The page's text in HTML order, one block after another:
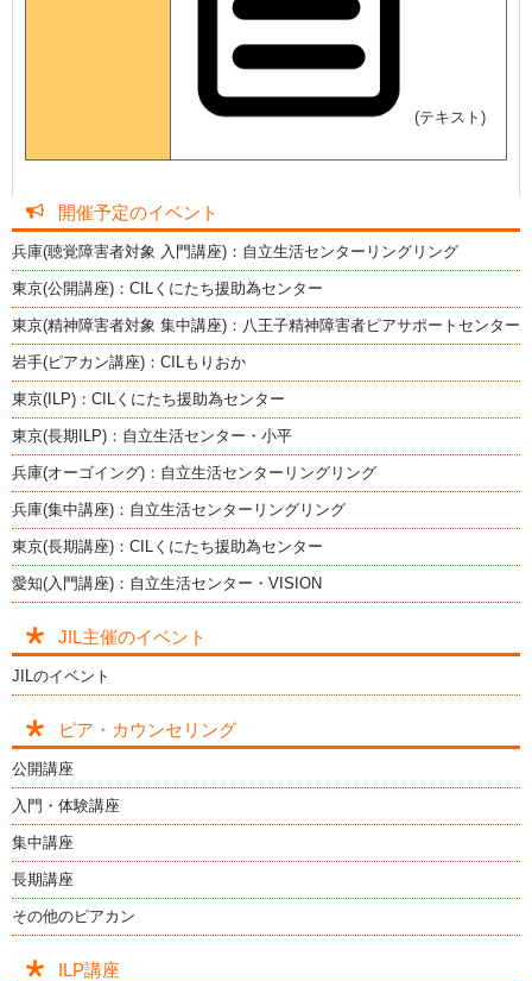
(テキスト)
開催予定のイベント
兵庫(聴覚障害者対象 入門講座)：自立生活センターリングリング
東京(公開講座)：CILくにたち援助為センター
東京(精神障害者対象 集中講座)：八王子精神障害者ピアサポートセンター
岩手(ピアカン講座)：CILもりおか
東京(ILP)：CILくにたち援助為センター
東京(長期ILP)：自立生活センター・小平
兵庫(オーゴイング)：自立生活センターリングリング
兵庫(集中講座)：自立生活センターリングリング
東京(長期講座)：CILくにたち援助為センター
愛知(入門講座)：自立生活センター・VISION
JIL主催のイベント
JILのイベント
ピア・カウンセリング
公開講座
入門・体験講座
集中講座
長期講座
その他のピアカン
ILP講座